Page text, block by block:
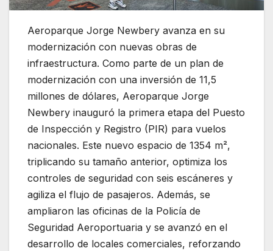
Aeroparque Jorge Newbery avanza en su
modernización con nuevas obras de
infraestructura. Como parte de un plan de
modernización con una inversión de 11,5
millones de dólares, Aeroparque Jorge
Newbery inauguró la primera etapa del Puesto
de Inspección y Registro (PIR) para vuelos
nacionales. Este nuevo espacio de 1354 m²,
triplicando su tamaño anterior, optimiza los
controles de seguridad con seis escáneres y
agiliza el flujo de pasajeros. Además, se
ampliaron las oficinas de la Policía de
Seguridad Aeroportuaria y se avanzó en el
desarrollo de locales comerciales, reforzando